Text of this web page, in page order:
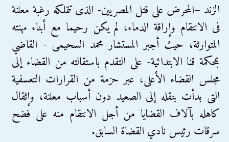
الزند –المحرض على قتل المصريين- الذى تتملكه رغبة معلنة
فى الانتقام وإراقة الدماء، لم يكن رحيما مع أبناء مهنته
المتوارثة، حيث أجبر المستشار محمد السحيمى - القاضي
بمحكمة قنا الابتدائية- على التقدم باستقالته من القضاء إلى
مجلس القضاء الأعلى، عبر حزمة من القرارات التعسفية
التى بدأت بنقله إلى الصعيد دون أسباب معلنة، وإثقال
كاهله بآلاف القضايا من أجل الانتقام منه على فضح
سرقات رئيس نادي القضاة السابق.